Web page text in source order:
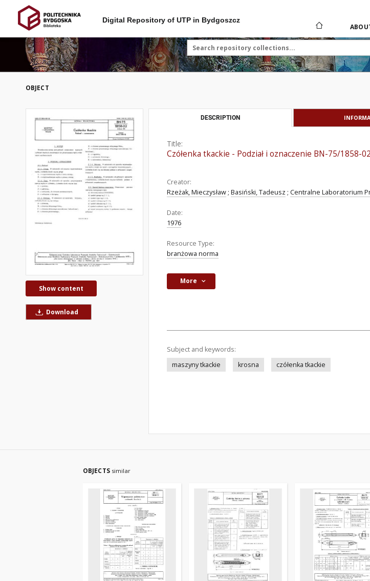
Digital Repository of UTP in Bydgoszcz
OBJECT
Show content
Download
DESCRIPTION
Title:
Czółenka tkackie - Podział i oznaczenie BN-75/1858-
Creator:
Rzeżak, Mieczysław ; Basiński, Tadeusz ; Centralne Laboratorium
Date:
1976
Resource Type:
branżowa norma
More
Subject and keywords:
maszyny tkackie
krosna czółenka tkackie
OBJECTS similar